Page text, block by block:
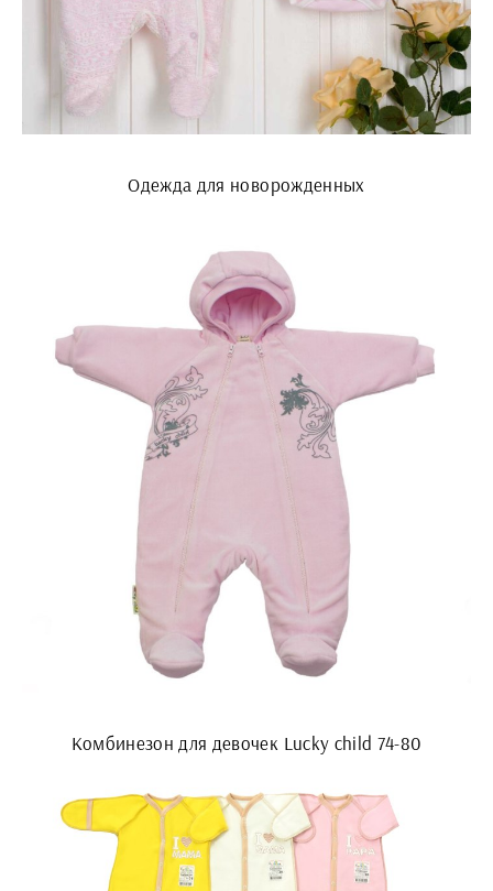
Одежда для новорожденных
Комбинезон для девочек Lucky child 74-80